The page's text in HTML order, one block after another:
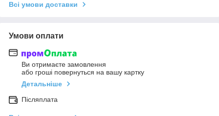
Всі умови доставки
Умови оплати
Ви отримаєте замовлення
або гроші повернуться на вашу картку
Детальніше
Післяплата